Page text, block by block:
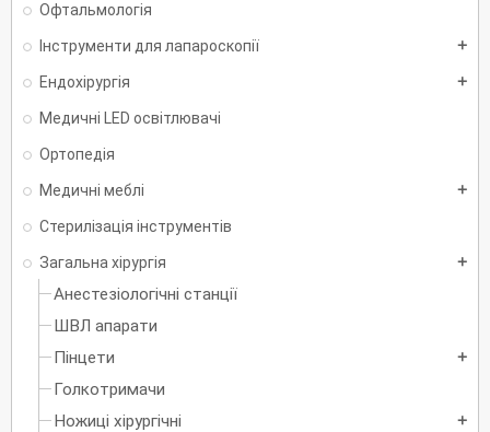
Офтальмологія
Інструменти для лапароскопії add
Ендохірургія add
Медичні LED освітлювачі
Ортопедія
Медичні меблі add
Стерилізація інструментів
Загальна хірургія add
Анестезіологічні станції
ШВЛ апарати
Пінцети
add
Голкотримачи
Ножиці хірургічні
add